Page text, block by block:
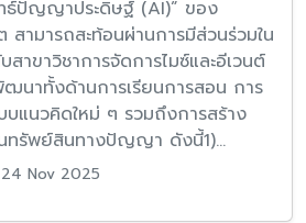
ธ์ปัญญาประดิษฐ์ (AI)” ของ
ามารถสะท้อนผ่านการมีส่วนร่วมใน
าขาวิชาการจัดการไมซ์และอีเวนต์
นาทั้งด้านการเรียนการสอน การ
แนวคิดใหม่ ๆ รวมถึงการสร้าง
นทรัพย์สินทางปัญญา ดังนี้1)…
24 Nov 2025